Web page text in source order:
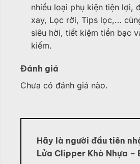
nhiều loại phụ kiện tiện lợi,
xay, Lọc rời, Tips lọc,…
siêu hời, tiết kiệm tiền bạc
kiếm.
Đánh giá
Chưa có đánh giá nào.
Hãy là người đầu tiên
Lửa Clipper Khò Nhựa –